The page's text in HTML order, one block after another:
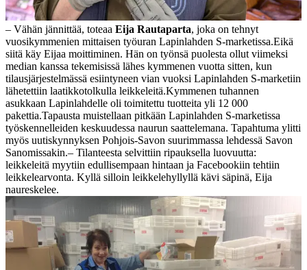
– Vähän jännittää, toteaa Eija Rautaparta, joka on tehnyt
vuosikymmenien mittaisen työuran Lapinlahden S-marketissa.Eikä
siitä käy Eijaa moittiminen. Hän on työnsä puolesta ollut viimeksi
median kanssa tekemisissä lähes kymmenen vuotta sitten, kun
tilausjärjestelmässä esiintyneen vian vuoksi Lapinlahden S-marketiin
lähetettiin laatikkotolkulla leikkeleitä.Kymmenen tuhannen
asukkaan Lapinlahdelle oli toimitettu tuotteita yli 12 000
pakettia.Tapausta muistellaan pitkään Lapinlahden S-marketissa
työskennelleiden keskuudessa naurun saattelemana. Tapahtuma ylitti
myös uutiskynnyksen Pohjois-Savon suurimmassa lehdessä Savon
Sanomissakin.– Tilanteesta selvittiin ripauksella luovuutta:
leikkeleitä myytiin edullisempaan hintaan ja Facebookiin tehtiin
leikkelearvonta. Kyllä silloin leikkelehyllyllä kävi säpinä, Eija
naureskelee.